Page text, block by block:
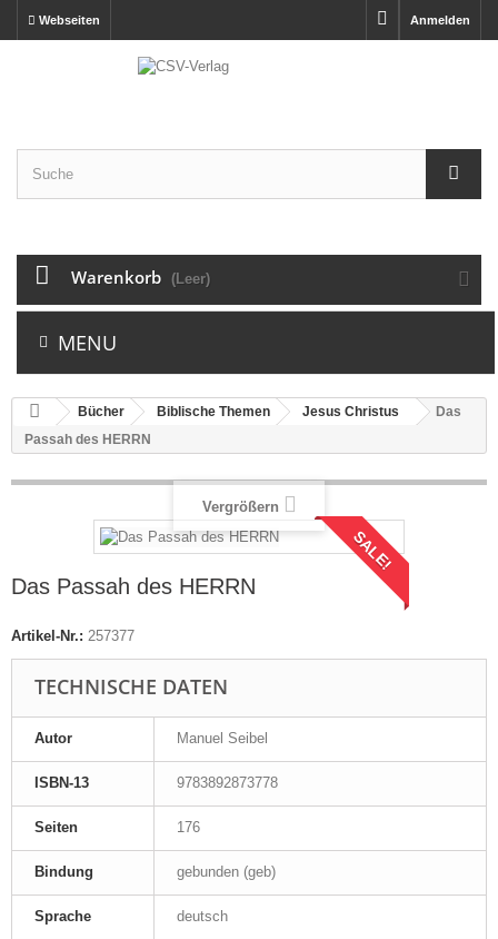
Anmelden
Webseiten
Warenkorb (Leer)
MENU
Bücher Biblische Themen Jesus Christus
Das
Passah des HERRN
SALE!
Vergrößern
Das Passah des HERRN
Artikel-Nr.: 257377
TECHNISCHE DATEN
Autor Manuel Seibel
ISBN-13 9783892873778
Seiten 176
Bindung gebunden (geb)
Sprache deutsch